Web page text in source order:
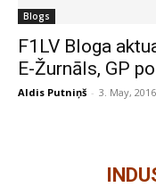
Blogs
F1LV Bloga
E-Žurnāls, GP
Aldis Putniņš - 3. May, 2016